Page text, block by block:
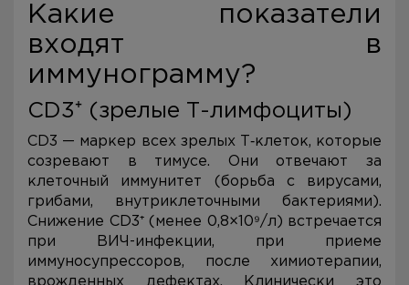
Какие показатели
входят в
иммунограмму?
CD3⁺ (зрелые Т-лимфоциты)
CD3 — маркер всех зрелых Т‑клеток, которые
созревают в тимусе. Они отвечают за
клеточный иммунитет (борьба с вирусами,
грибами, внутриклеточными бактериями).
Снижение CD3⁺ (менее 0,8×10⁹/л) встречается
при ВИЧ-инфекции, при приеме
иммуносупрессоров, после химиотерапии,
врожденных дефектах. Клинически это